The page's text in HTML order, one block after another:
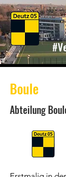
Boule
Abteilung